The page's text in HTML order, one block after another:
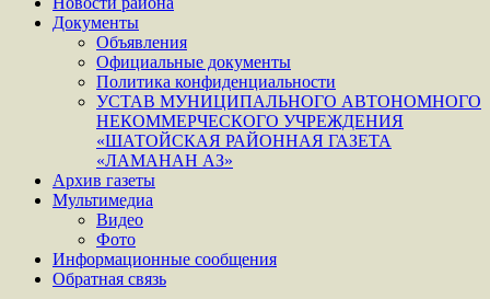
Документы
Объявления
Официальные документы
Политика конфиденциальности
УСТАВ МУНИЦИПАЛЬНОГО АВТОНОМНОГО
НЕКОММЕРЧЕСКОГО УЧРЕЖДЕНИЯ
«ШАТОЙСКАЯ РАЙОННАЯ ГАЗЕТА
«ЛАМАНАН АЗ»
Архив газеты
Мультимедиа
Видео
Фото
Информационные сообщения
Обратная связь